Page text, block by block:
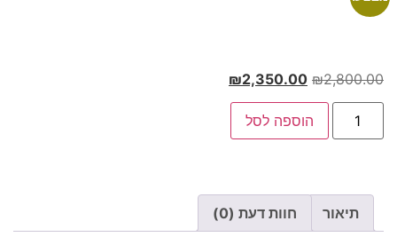
₪2,800.00
₪2,350.00
הוספה לסל
תיאור חוות דעת (0)